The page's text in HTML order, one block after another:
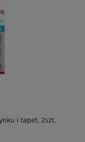
i tapet, 2szt.